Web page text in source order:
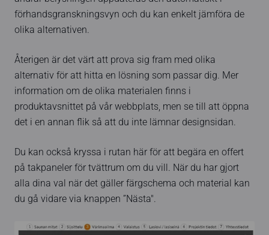
förhandsgranskningsvyn och du kan enkelt jämföra de
olika alternativen.
Återigen är det värt att prova sig fram med olika
alternativ för att hitta en lösning som passar dig. Mer
information om de olika materialen finns i
produktavsnittet på vår webbplats, men se till att öppna
det i en annan flik så att du inte lämnar designsidan.
Du kan också kryssa i rutan här för att begära en offert
på takpaneler för tvättrum om du vill. När du har gjort
alla dina val när det gäller färgschema och material kan
du gå vidare via knappen ”Nästa".